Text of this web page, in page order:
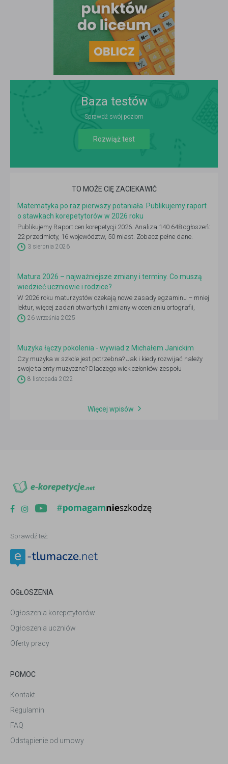
Baza testów
Sprawdź swój poziom
Rozwiąż test
TO MOŻE CIĘ ZACIEKAWIĆ
Matematyka po raz pierwszy potaniała. Publikujemy raport
o stawkach korepetytorów w 2026 roku
Publikujemy Raport cen korepetycji 2026. Analiza 140 648 ogłoszeń:
22 przedmioty, 16 województw, 50 miast. Zobacz pełne dane.
3 sierpnia 2026
Matura 2026 – najważniejsze zmiany i terminy. Co muszą
wiedzieć uczniowie i rodzice?
W 2026 roku maturzystów czekają nowe zasady egzaminu – mniej
lektur, więcej zadań otwartych i zmiany w ocenianiu ortografii,
dlatego warto już dziś sprawdzić, co się zmieni i jak dobrze się
26 września 2025
Muzyka łączy pokolenia - wywiad z Michałem Janickim
Czy muzyka w szkole jest potrzebna? Jak i kiedy rozwijać należy
swoje talenty muzyczne? Dlaczego wiek członków zespołu
muzycznego nie ma znaczenia? O pasji i miłości do muzyki, która
zespołu rockowego „Krew, Pot i Łzy”.
8 listopada 2022
Więcej wpisów
Sprawdź też:
OGŁOSZENIA
Ogłoszenia korepetytorów
Ogłoszenia uczniów
Oferty pracy
POMOC
Kontakt
Regulamin
FAQ
Odstąpienie od umowy